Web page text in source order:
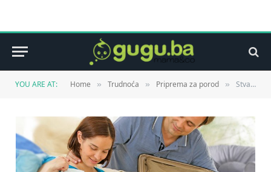
YOU ARE AT: Home » Trudnoća » Priprema za porod » Stvari koje trebate pripremiti pred odlazak na porodilište